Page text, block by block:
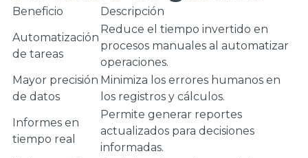
Beneficio
Descripción
Automatización
de tareas
Reduce el tiempo invertido en
procesos manuales al automatizar
operaciones.
Mayor precisión
de datos
Minimiza los errores humanos en
los registros y cálculos.
Informes en
tiempo real
Permite generar reportes
actualizados para decisiones
informadas.